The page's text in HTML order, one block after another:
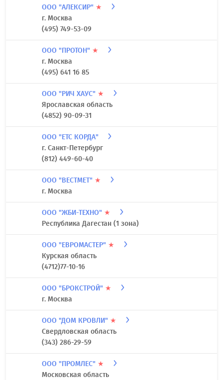
ООО "АЛЕКСИР" ★
г. Москва
(495) 749-53-09
ООО "ПРОТОН" ★
г. Москва
(495) 641 16 85
ООО "РИЧ ХАУС" ★
Ярославская область
(4852) 90-09-31
ООО "ЕТС КОРДА"
г. Санкт-Петербург
(812) 449-60-40
ООО "ВЕСТМЕТ" ★
г. Москва
ООО "ЖБИ-ТЕХНО" ★
Республика Дагестан (1 зона)
ООО "ЕВРОМАСТЕР" ★
Курская область
(4712)77-10-16
ООО "БРОКСТРОЙ" ★
г. Москва
ООО "ДОМ КРОВЛИ" ★
Свердловская область
(343) 286-29-59
ООО "ПРОМЛЕС" ★
Московская область